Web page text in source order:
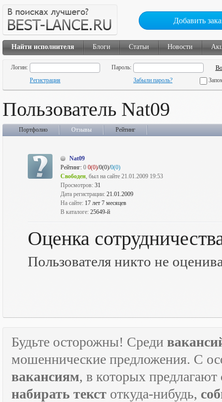
Добавить
Найти исполнителя Блоги Статьи Новости
Логин:
Пароль:
Регистрация
Забыли пароль?
Пользователь Nat09
Портфолио Отзывы Рейтинг
Nat09
Рейтинг: 0 0(0)/0(0)/0(0)
Свободен, был на сайте 21.01.2009 19:53
Просмотров: 31
Дата регистрации: 21.01.2009
На сайте: 17 лет 7 месяцев
В каталоге: 25649-й
Оценка
Пользователя никто не
Будьте осторожны! Среди
мошеннические предложения. С
вакансиям, в которых предлагают
набирать текст откуда-нибудь,